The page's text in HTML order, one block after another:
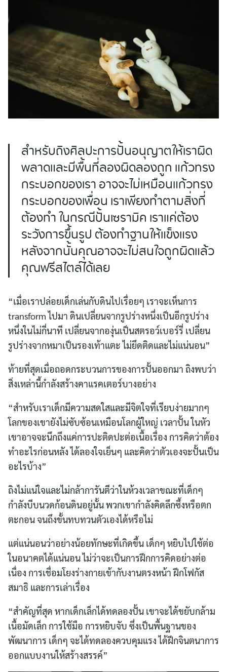
Search
for:
สำหรับถิงศิลปะการปั้นอนุญาตให้เราผิด
พลาดและมีพื้นที่ลองผิดลองถูก แก้วทรง
กระบอกของเรา อาจจะไม่เหมือนแก้วทรง
กระบอกของเพื่อน เราเพียงทำตามสิ่งที่
ต้องทำ ในกรณีปั้นเซรามิค เราแค่ต้อง
ระวังการขึ้นรูป ต้องทำฐานให้แข็งแรง
หลังจากนั้นคุณอาจจะไม่สนใจถูกผิดแล้ว
คุณฟรีสไตล์ได้เลย
“เมื่อเราปล่อยเด็กเล่นกับดินไปเรื่อยๆ เราจะเห็นการ
transform ไปมา ดินเปลี่ยนจากรูปร่างหนึ่งเป็นอีกรูปร่าง
หนึ่งในไม่กี่นาที เปลี่ยนจากองุ่นเป็นสตรอว์เบอร์รี่ เปลี่ยน
รูปร่างจากหมาเป็นรองเท้าแตะ ไม่ยึดติดและไม่แน่นอน”
ท้ายที่สุดเมื่อถอดกระบวนการของการปั้นออกมา ถิงพบว่า
สิ่งเหล่านี้กำลังสร้างคาแรคเตอร์บางอย่าง
“สำหรับเราเด็กมีความสดใสและมีจิตใจที่เรียบง่ายมากๆ
โลกของเขายังไม่ซับซ้อนเหมือนโลกผู้ใหญ่ เวลาปั้น ในหัว
เขาอาจจะนึกถึงแค่การปะติดปะต่อเนื้อเรื่อง การคิดว่าต้อง
ทำอะไรก่อนหลัง ได้ลองใจเย็นๆ และคิดว่าตัวเองจะปั้นเป็น
อะไรบ้าง”
ถิงไม่แน่ใจและไม่กล้าการันตีว่าในห้วงเวลาขณะที่เด็กๆ
กำลังบีบนวดก้อนดินอยู่นั้น พวกเขากำลังคิดลึกซึ้งหรือตก
ตะกอน จนถึงขั้นทบทวนตัวเองได้หรือไม่
แต่แน่นอนว่าอย่างน้อยทักษะที่เกิดขึ้น เด็กๆ หยิบไปใช้ต่อ
ในอนาคตได้แน่นอน ไม่ว่าจะเป็นการฝึกการคิดอย่างต่อ
เนื่อง การเชื่อมโยงร่างกายเข้ากับงานตรงหน้า ฝึกโฟกัส
สมาธิ และการเล่าเรื่อง
“สำคัญที่สุด หากเด็กเล็กได้ทดลองปั้น เขาจะได้ขยับกล้าม
เนื้อมัดเล็ก การใช้มือ การหยิบจับ ซึ่งเป็นพื้นฐานของ
พัฒนาการ เด็กๆ จะได้ทดลองควบคุมแรง ได้ฝึกจินตนาการ
ออกแบบงานให้สร้างสรรค์”